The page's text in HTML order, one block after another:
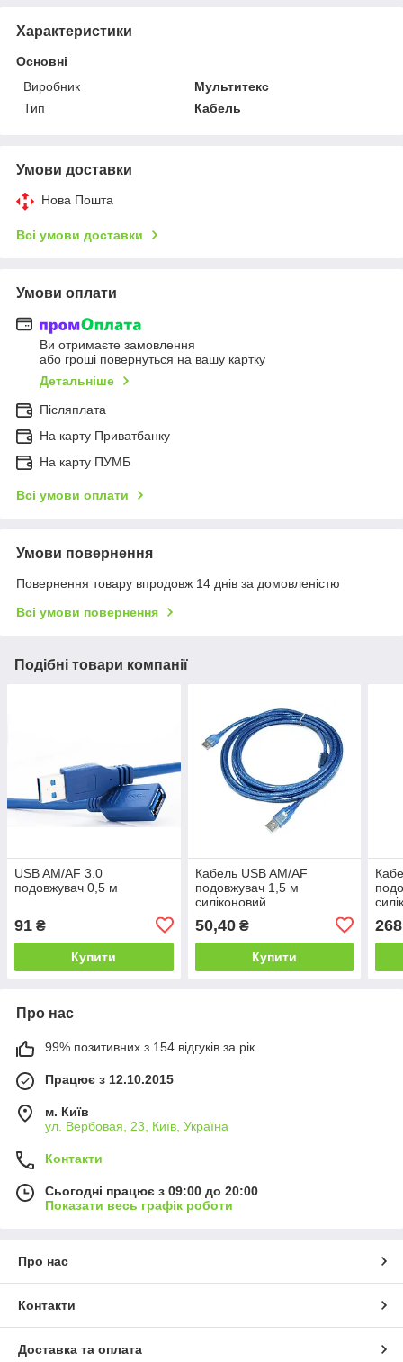
Характеристики
Основні
Виробник
Мультитекс
Тип
Кабель
Умови доставки
Нова Пошта
Всі умови доставки
Умови оплати
Ви отримаєте замовлення
або гроші повернуться на вашу картку
Детальніше
Післяплата
На карту Приватбанку
На карту ПУМБ
Всі умови оплати
Умови повернення
Повернення товару впродовж 14 днів за домовленістю
Всі умови повернення
Подібні товари компанії
USB AM/AF 3.0
подовжувач 0,5 м
91 ₴
Купити
Кабель USB AM/AF
подовжувач 1,5 м
силіконовий
50,40₴
Купити
Про нас
99% позитивних з 154 відгуків за рік
Працює з 12.10.2015
м. Київ
ул. Вербовая, 23, Київ, Україна
Контакти
Сьогодні працює з 09:00 до 20:00
Показати весь графік роботи
Про нас
Контакти
Доставка та оплата